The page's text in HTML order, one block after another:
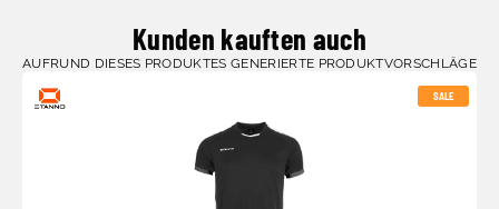
Kunden kauften auch
AUFRUND DIESES PRODUKTES GENERIERTE PRODUKTVORSCHLÄGE
SALE